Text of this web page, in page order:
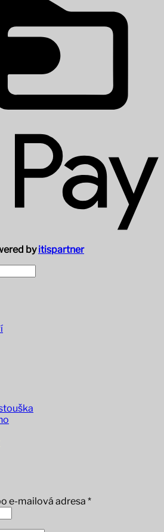
byitispartner
e-mailová adresa *Povinné